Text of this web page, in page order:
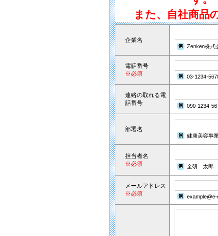
また、自社商品
企業名
Zenken株式
電話番号
※必須
03-1234-
連絡の取れる電
話番号
090-1234-
部署名
健康美容事
担当者名
※必須
全研 太郎
メールアドレス
※必須